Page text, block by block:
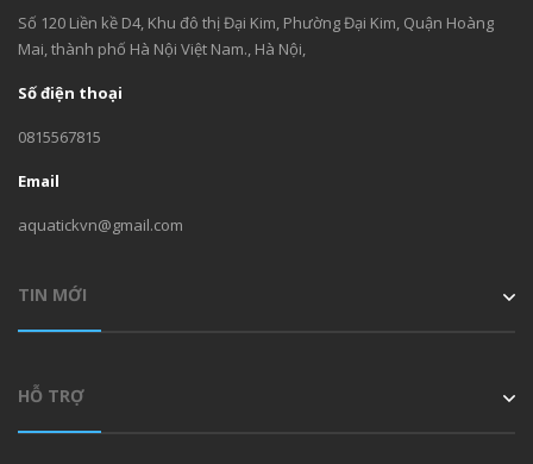
Số 120 Liền kề D4, Khu đô thị Đại Kim, Phường Đại Kim, Quận Hoàng
Mai, thành phố Hà Nội Việt Nam., Hà Nội,
Số điện thoại
0815567815
Email
aquatickvn@gmail.com
TIN MỚI
HỖ TRỢ